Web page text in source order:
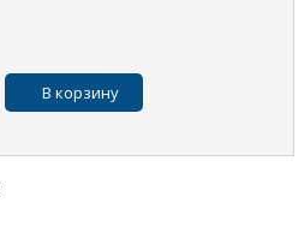
В корзину